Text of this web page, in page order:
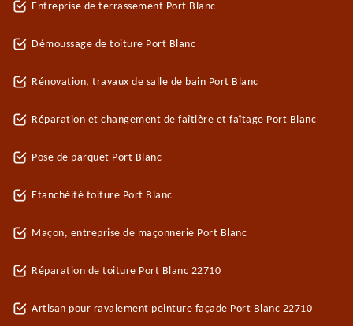
Entreprise de terrassement Port Blanc
Démoussage de toiture Port Blanc
Rénovation, travaux de salle de bain Port Blanc
Réparation et changement de faîtière et faîtage Port Blanc
Pose de parquet Port Blanc
Etanchéité toiture Port Blanc
Maçon, entreprise de maçonnerie Port Blanc
Réparation de toiture Port Blanc 22710
Artisan pour ravalement peinture façade Port Blanc 22710